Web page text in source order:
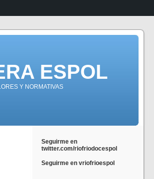
ESPOL
Y NORMATIVAS
Seguirme en
twitter.com/riofriodocespol
Seguirme en vriofrioespol